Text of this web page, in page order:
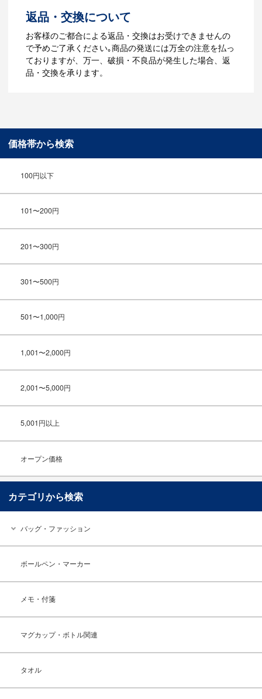
ご利用ガイドをもっとみる
返品・交換について
お客様のご都合による返品・交換はお受けできませんの
で予めご了承ください｡商品の発送には万全の注意を払っ
ておりますが、万一、破損・不良品が発生した場合、返
品・交換を承ります。
価格帯から検索
100円以下
101〜200円
201〜300円
301〜500円
501〜1,000円
1,001〜2,000円
2,001〜5,000円
5,001円以上
オープン価格
カテゴリから検索
バッグ・ファッション
ボールペン・マーカー
メモ・付箋
マグカップ・ボトル関連
タオル